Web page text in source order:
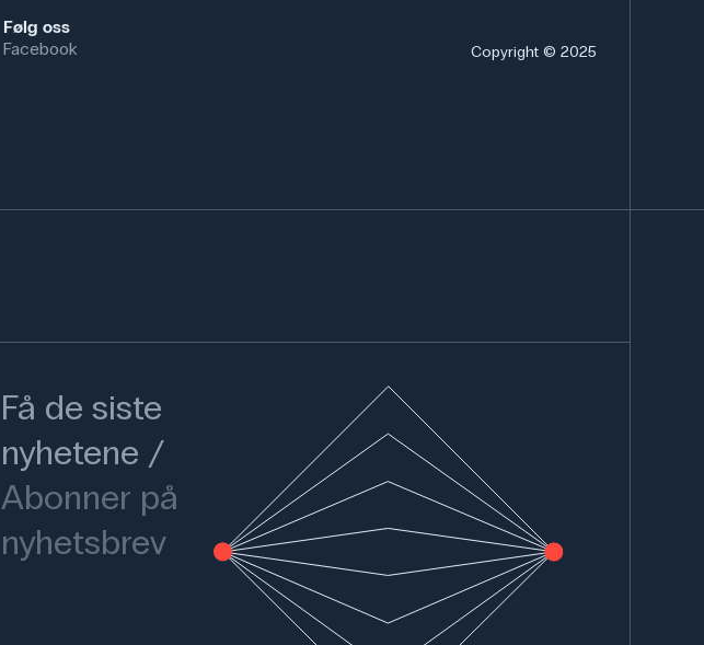
Følg oss
Facebook
Copyright © 2025
Få de siste
nyhetene
Abonner på
nyhetsbrev